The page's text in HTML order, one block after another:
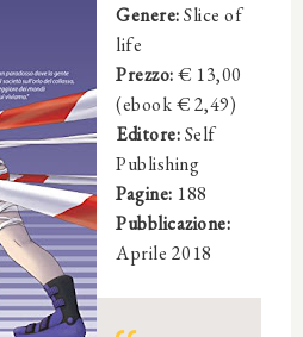
Genere:Slice of
life
Prezzo:€ 13,00
(ebook € 2,49)
Editore:Self
Publishing
Pagine: 188
Pubblicazione:
Aprile 2018